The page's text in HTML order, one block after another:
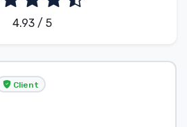
4.93 / 5
Client